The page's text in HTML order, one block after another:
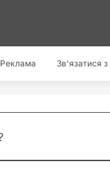
Реклама Зв'язатися